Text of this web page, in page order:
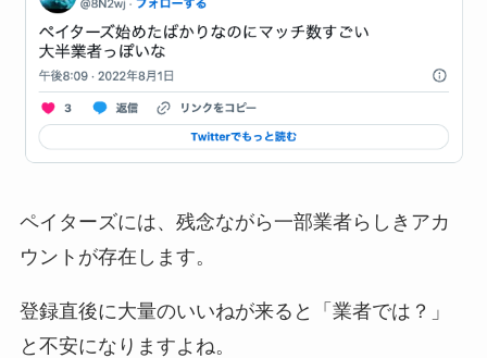
ペイターズには、残念ながら一部業者らしきアカ
ウントが存在します。
登録直後に大量のいいねが来ると「業者では？」
と不安になりますよね。